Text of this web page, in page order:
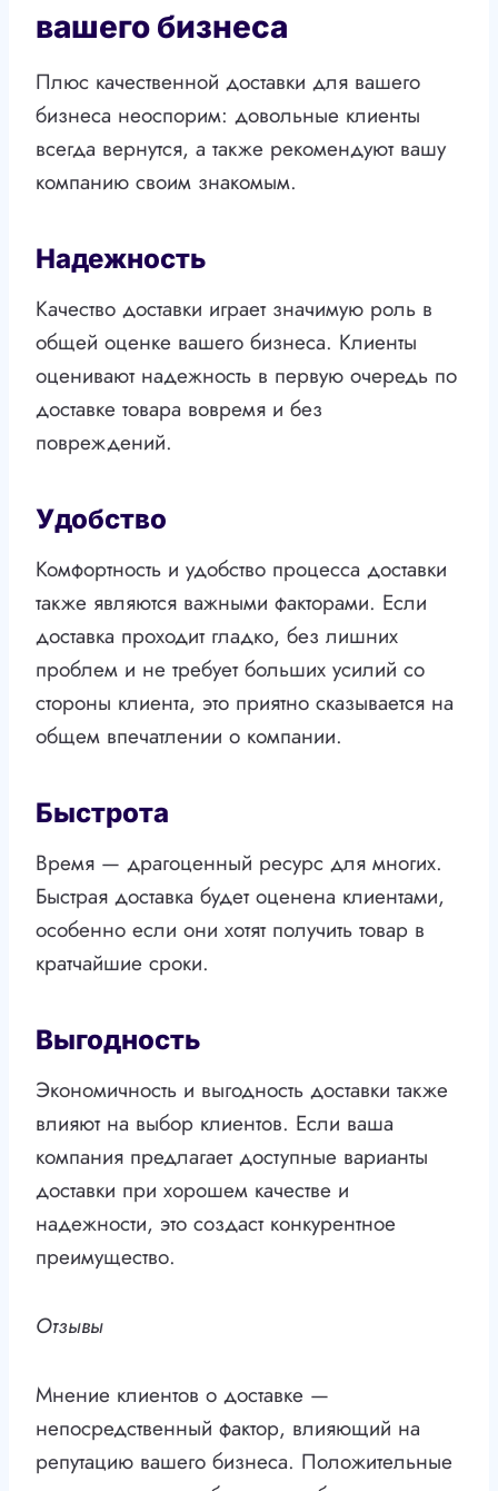
вашего бизнеса
Плюс качественной доставки для вашего
бизнеса неоспорим: довольные клиенты
всегда вернутся, а также рекомендуют вашу
компанию своим знакомым.
Надежность
Качество доставки играет значимую роль в
общей оценке вашего бизнеса. Клиенты
оценивают надежность в первую очередь по
доставке товара вовремя и без
повреждений.
Удобство
Комфортность и удобство процесса доставки
также являются важными факторами. Если
доставка проходит гладко, без лишних
проблем и не требует больших усилий со
стороны клиента, это приятно сказывается на
общем впечатлении о компании.
Быстрота
Время — драгоценный ресурс для многих.
Быстрая доставка будет оценена клиентами,
особенно если они хотят получить товар в
кратчайшие сроки.
Выгодность
Экономичность и выгодность доставки также
влияют на выбор клиентов. Если ваша
компания предлагает доступные варианты
доставки при хорошем качестве и
надежности, это создаст конкурентное
преимущество.
Отзывы
Мнение клиентов о доставке —
непосредственный фактор, влияющий на
репутацию вашего бизнеса. Положительные